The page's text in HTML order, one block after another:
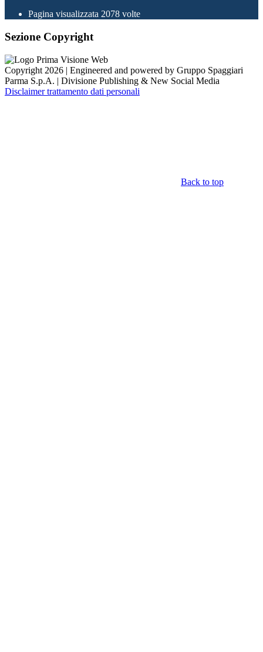
Pagina visualizzata 2078 volte
Sezione Copyright
Copyright 2026 | Engineered and powered by Gruppo Spaggiari
Parma S.p.A. | Divisione Publishing & New Social Media
Disclaimer trattamento dati personali
Back to top